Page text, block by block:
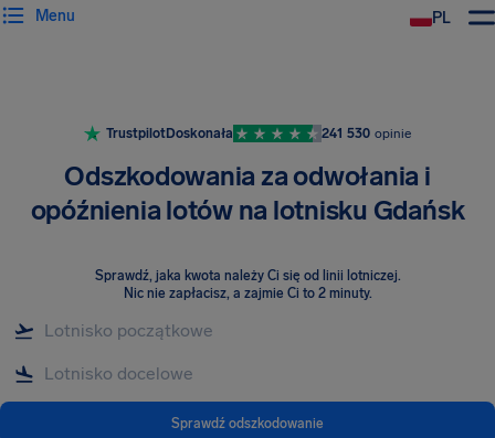
PL
Menu
TrustpilotDoskonała 241 530 opinie
Odszkodowania za odwołania i
opóźnienia lotów na lotnisku Gdańsk
Sprawdź, jaka kwota należy Ci się od linii lotniczej.
Nic nie zapłacisz, a zajmie Ci to 2 minuty.
Sprawdź odszkodowanie